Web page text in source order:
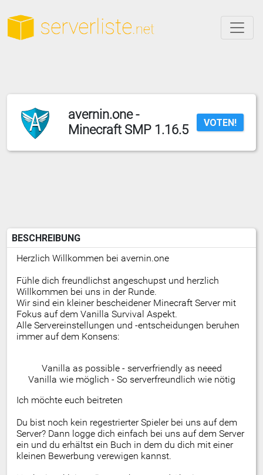
avernin.one -
Minecraft SMP 1.16.5
VOTEN!
BESCHREIBUNG
Herzlich Willkommen bei avernin.one
Fühle dich freundlichst angeschupst und herzlich
Willkommen bei uns in der Runde.
Wir sind ein kleiner bescheidener Minecraft Server mit
Fokus auf dem Vanilla Survival Aspekt.
Alle Servereinstellungen und -entscheidungen beruhen
immer auf dem Konsens:
Vanilla as possible - serverfriendly as neeed
Vanilla wie möglich - So serverfreundlich wie nötig
Ich möchte euch beitreten
Du bist noch kein regestrierter Spieler bei uns auf dem
Server? Dann logge dich einfach bei uns auf dem Server
ein und du erhältst ein Buch in dem du dich mit einer
kleinen Bewerbung verewigen kannst.